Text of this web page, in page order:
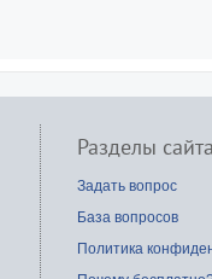
Разделы
Задать вопрос
База вопросов
Политика